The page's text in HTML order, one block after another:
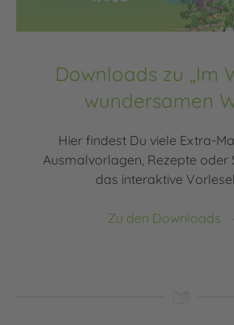
Downloads zu „Im
wundersamen
Hier findest Du viele Extra-
Ausmalvorlagen, Rezepte oder
das interaktive
Zu den Downloads